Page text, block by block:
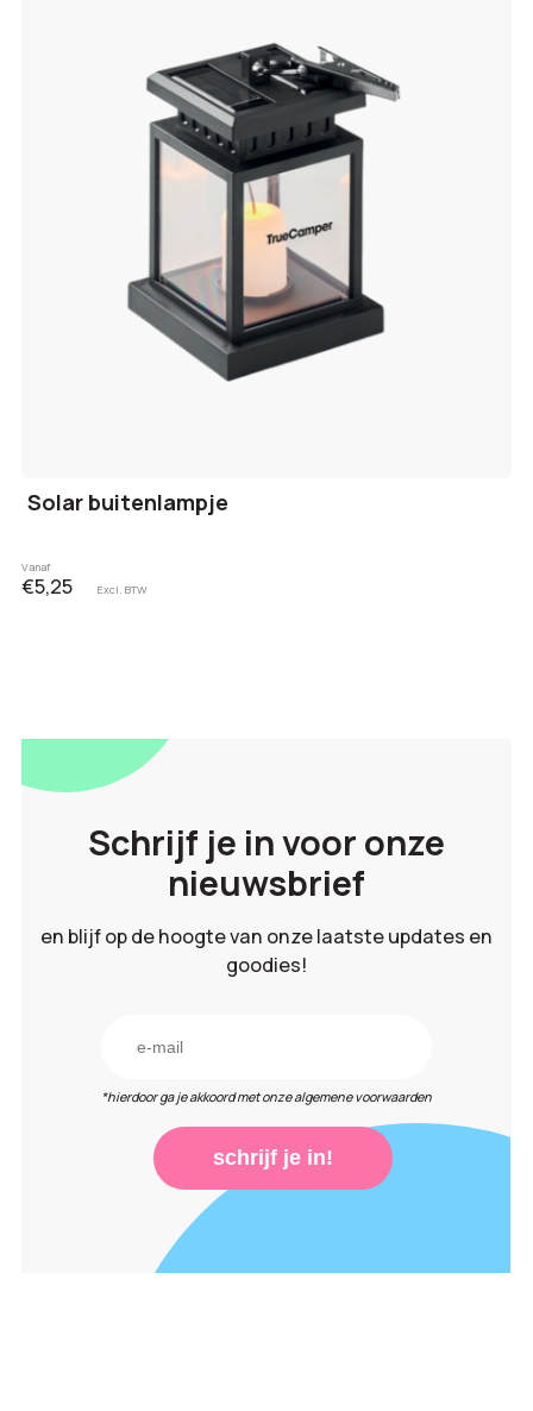
Solar buitenlampje
Vanaf
€5,25 Excl. BTW
Schrijf je in voor onze
nieuwsbrief
en blijf op de hoogte van onze laatste updates en
goodies!
*hierdoor ga je akkoord met onze algemene voorwaarden
schrijf je in!